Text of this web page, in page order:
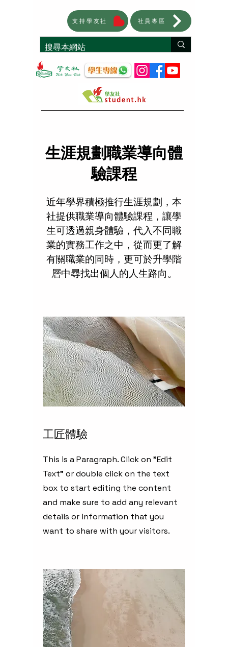
支持學友社 社員專區
生涯規劃職業導向體
驗課程
近年學界積極推行生涯規劃，本
社提供職業導向體驗課程，讓學
生可透過親身體驗，代入不同職
業的實務工作之中，從而更了解
有關職業的同時，更可於升學階
層中尋找出個人的人生路向。
工匠體驗
This is a Paragraph. Click on "Edit
Text" or double click on the text
box to start editing the content
and make sure to add any relevant
details or information that you
want to share with your visitors.